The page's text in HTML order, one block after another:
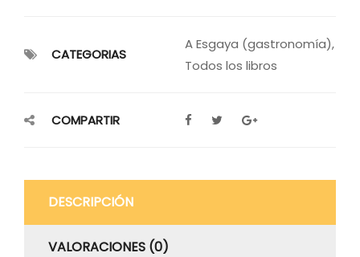
CATEGORIAS
A Esgaya (gastronomía),
Todos los libros
COMPARTIR
DESCRIPCIÓN
VALORACIONES (0)